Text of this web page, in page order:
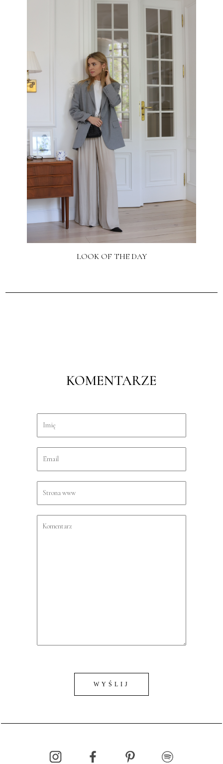
LOOK OF THE DAY
KOMENTARZE